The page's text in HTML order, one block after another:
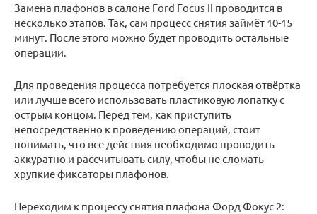
Замена плафонов в салоне Ford Focus II проводится в
несколько этапов. Так, сам процесс снятия займёт 10-15
минут. После этого можно будет проводить остальные
операции.
Для проведения процесса потребуется плоская отвёртка
или лучше всего использовать пластиковую лопатку с
острым концом. Перед тем, как приступить
непосредственно к проведению операций, стоит
понимать, что все действия необходимо проводить
аккуратно и рассчитывать силу, чтобы не сломать
хрупкие фиксаторы плафонов.
Переходим к процессу снятия плафона Форд Фокус 2: